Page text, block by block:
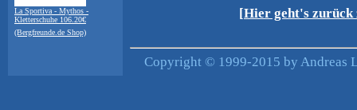
La Sportiva - Mythos -
Kletterschuhe 106.20€
(Bergfreunde.de Shop)
[Hier geht's zurück
Copyright © 1999-2015 by Andreas